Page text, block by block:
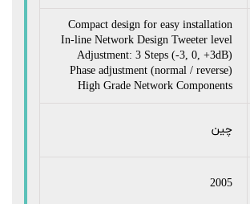
Compact design for easy installation
In-line Network Design Tweeter level
Adjustment: 3 Steps (-3, 0, +3dB)
Phase adjustment (normal / reverse)
High Grade Network Components
چین
2005